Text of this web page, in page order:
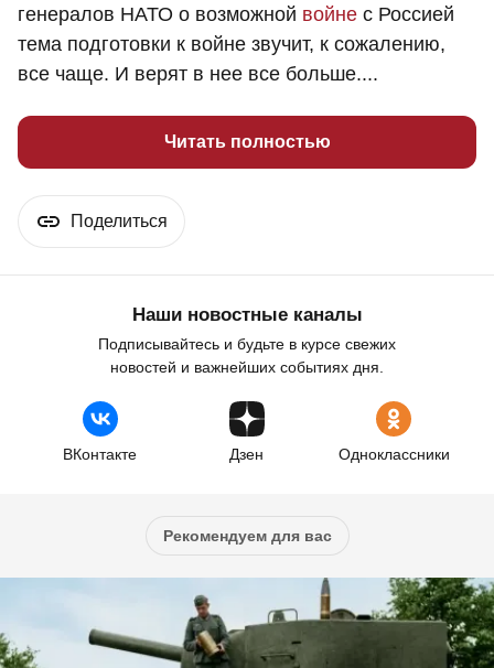
генералов НАТО о возможной войне с Россией
тема подготовки к войне звучит, к сожалению,
все чаще. И верят в нее все больше....
Читать полностью
Поделиться
Наши новостные каналы
Подписывайтесь и будьте в курсе свежих
новостей и важнейших событиях дня.
ВКонтакте Дзен Одноклассники
Рекомендуем для вас